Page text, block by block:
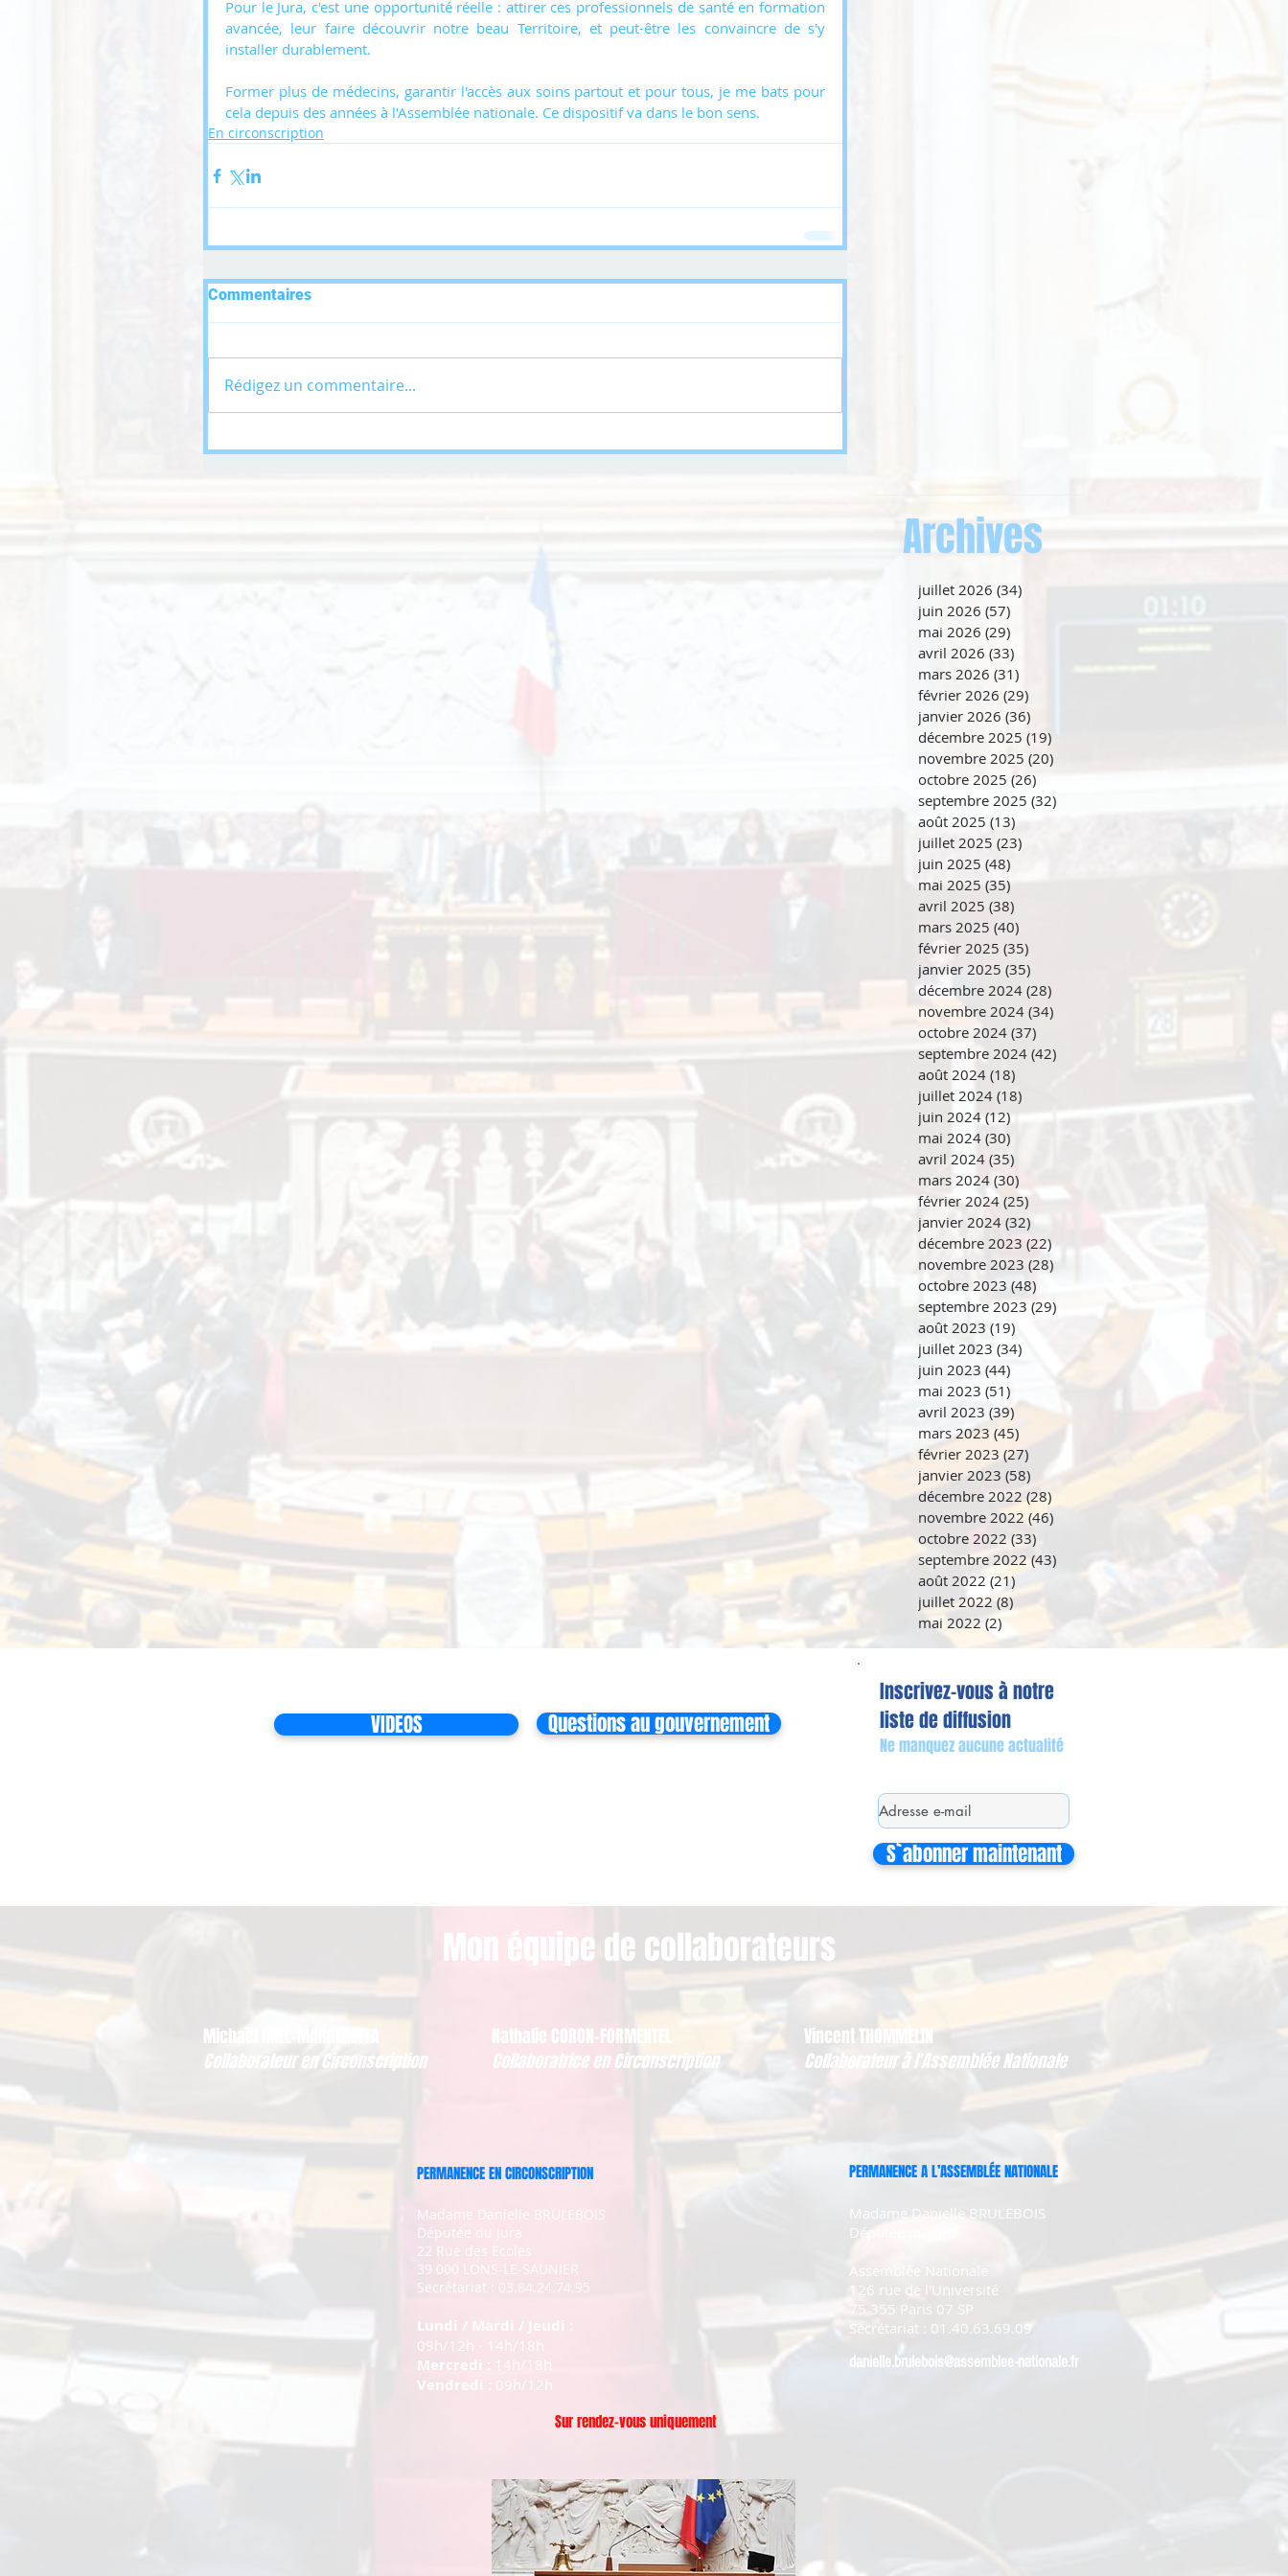
Pour le Jura, c'est une opportunité réelle : attirer ces professionnels de santé en formation
avancée, leur faire découvrir notre beau Territoire, et peut-être les convaincre de s'y
installer durablement.
Former plus de médecins, garantir l'accès aux soins partout et pour tous, je me bats pour
cela depuis des années à l'Assemblée nationale. Ce dispositif va dans le bon sens.
En circonscription
Commentaires
Rédigez un commentaire...
Archives
juillet 2026 (34)
juin 2026 (57)
mai 2026 (29)
avril 2026 (33)
mars 2026 (31)
février 2026 (29)
janvier 2026 (36)
décembre 2025 (19)
novembre 2025 (20)
octobre 2025 (26)
septembre 2025 (32)
août 2025 (13)
juillet 2025 (23)
juin 2025 (48)
mai 2025 (35)
avril 2025 (38)
mars 2025 (40)
février 2025 (35)
janvier 2025 (35)
décembre 2024 (28)
novembre 2024 (34)
octobre 2024 (37)
septembre 2024 (42)
août 2024 (18)
juillet 2024 (18)
juin 2024 (12)12 posts
mai 2024 (30)
avril 2024 (35)
mars 2024 (30)
février 2024 (25) 25 posts
janvier 2024 (32)
décembre 2023 (22) 22 posts
novembre 2023 (28)
octobre 2023 (48)
septembre 2023 (29)
août 2023 (19)
juillet 2023 (34)
juin 2023 (44) 44 posts
mai 2023 (51)
avril 2023 (39) 39 posts
mars 2023 (45)
février 2023 (27)
janvier 2023 (58) 58 posts
décembre 2022 (28)
novembre 2022 (46)
octobre 2022 (33)
septembre 2022 (43) 43 posts
août 2022 (21)
juillet 2022 (8) 8 posts
mai 2022 (2) 2 posts
VIDEOS Questions au gouvernement
Inscrivez-vous à notre
liste de diffusion
Ne manquez aucune actualité
S`abonner maintenant
Mon équipe de collaborateurs
Michaël MIEL-MARGERETTA
Collaborateur en Circonscription
Vincent THOMMELIN
Collaborateur à l'Assemblée Nationale
Nathalie CORON-FORMENTEL
Collaboratrice en Circonscription
PERMANENCE EN CIRCONSCRIPTION
Madame Danielle BRULEBOIS
Députée du Jura
22 Rue des Ecoles
39 000 LONS-LE-SAUNIER
Secrétariat : 03.84.24.74.95
Lundi / Mardi / Jeudi :
09h/12h - 14h/18h
Mercredi : 14h/18h
Vendredi : 09h/12h
PERMANENCE A L’ASSEMBLÉE NATIONALE
Madame Danielle BRULEBOIS
Députée du Jura
Assemblée Nationale
126 rue de l'Université
75 355 Paris 07 SP
Secrétariat : 01.40.63.69.09
danielle.brulebois@assemblee-nationale.fr
Sur rendez-vous uniquement